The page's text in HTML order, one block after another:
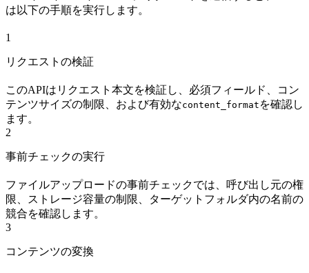
は以下の手順を実行します。
1
リクエストの検証
このAPIはリクエスト本文を検証し、必須フィールド、コン
テンツサイズの制限、および有効なcontent_format を確認し
ます。
2
事前チェックの実行
ファイルアップロードの事前チェックでは、呼び出し元の権
限、ストレージ容量の制限、ターゲットフォルダ内の名前の
競合を確認します。
3
コンテンツの変換